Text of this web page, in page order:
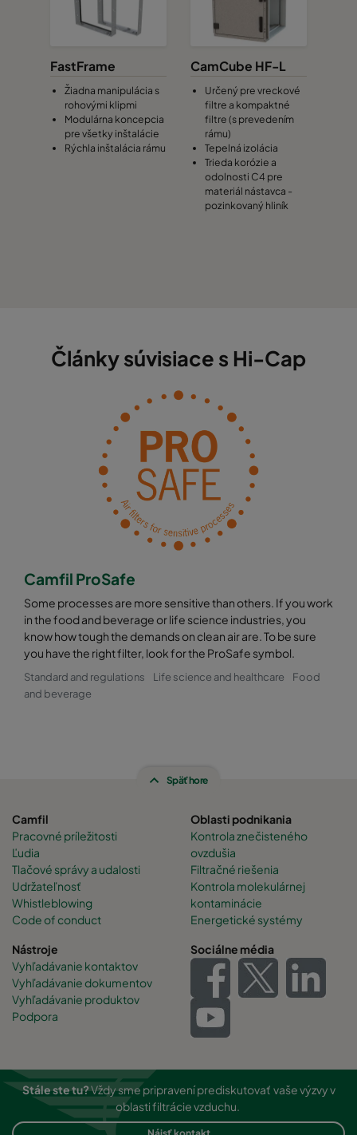
FastFrame
Žiadna manipulácia s
rohovými klipmi
Modulárna koncepcia
pre všetky inštalácie
Rýchla inštalácia rámu
CamCube HF-L
Určený pre vreckové
filtre a kompaktné
filtre (s prevedením
rámu)
Tepelná izolácia
Trieda korózie a
odolnosti C4 pre
materiál nástavca -
pozinkovaný hliník
Články súvisiace s Hi-Cap
Camfil ProSafe
Some processes are more sensitive than others. If you work
in the food and beverage or life science industries, you
know how tough the demands on clean air are. To be sure
you have the right filter, look for the ProSafe symbol.
Standard and regulations Life science and healthcare
Food
and beverage
Späť hore
Camfil
Pracovné príležitosti
Ľudia
Tlačové správy a udalosti
Udržateľnosť
Whistleblowing
Code of conduct
Oblasti podnikania
Kontrola znečisteného
ovzdušia
Filtračné riešenia
Kontrola molekulárnej
kontaminácie
Energetické systémy
Nástroje
Vyhľadávanie kontaktov
Vyhľadávanie dokumentov
Vyhľadávanie produktov
Podpora
Sociálne média
Stále ste tu?Vždy sme pripravení prediskutovať vaše výzvy v
oblasti filtrácie vzduchu.